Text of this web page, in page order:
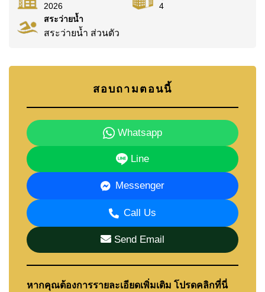
2026
4
สระว่ายน้ำ
สระว่ายน้ำ ส่วนตัว
สอบถามตอนนี้
Whatsapp
Line
Messenger
Call Us
Send Email
หากคุณต้องการรายละเอียดเพิ่มเติม โปรดคลิกที่นี่